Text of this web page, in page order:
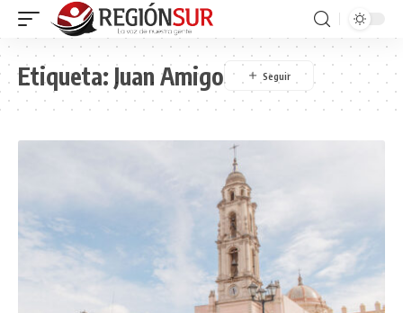
Etiqueta: Juan Amigo